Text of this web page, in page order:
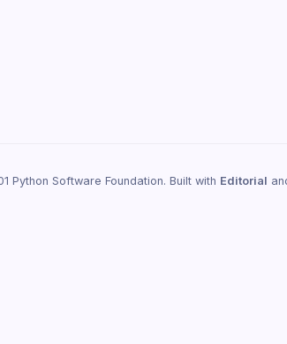
Python Software Foundation. Built with Editorial